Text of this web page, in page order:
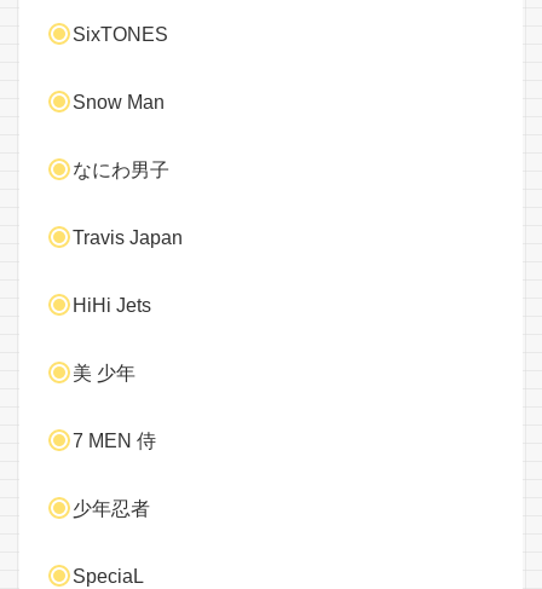
SixTONES
Snow Man
なにわ男子
Travis Japan
HiHi Jets
美 少年
7 MEN 侍
少年忍者
SpeciaL